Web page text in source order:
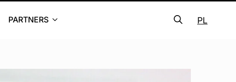
PARTNERS PL